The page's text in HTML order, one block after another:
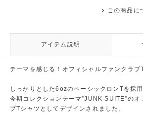
この商品に
アイテム説明
テーマを感じる！オフィシャルファンクラブ
しっかりとした6ozのベーシックロンTを採用
今期コレクションテーマ”JUNK SUITE”のオ
ブTシャツとしてデザインされました。